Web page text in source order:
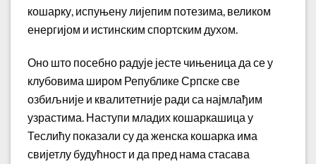
кошарку, испуњену лијепим потезима, великом
енергијом и истинским спортским духом.
Оно што посебно радује јесте чињеница да се у
клубовима широм Републике Српске све
озбиљније и квалитетније ради са најмлађим
узрастима. Наступи младих кошаркашица у
Теслићу показали су да женска кошарка има
свијетлу будућност и да пред нама стасава